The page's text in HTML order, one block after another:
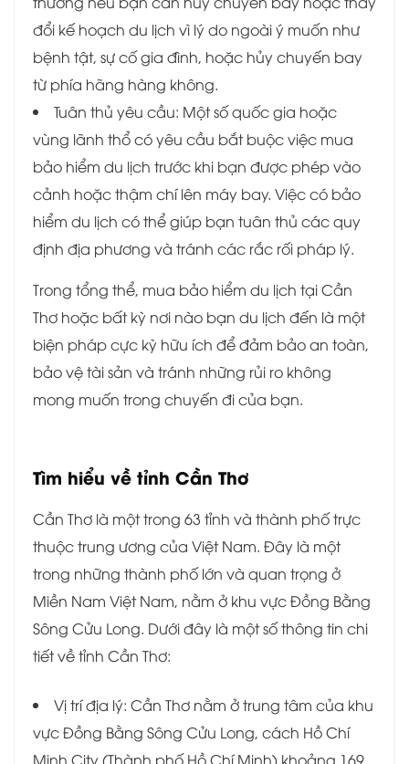
đổi kế hoạch du lịch vì lý do ngoài ý muốn như
bệnh tật, sự cố gia đình, hoặc hủy chuyến bay
từ phía hãng hàng không.
Tuân thủ yêu cầu: Một số quốc gia hoặc
vùng lãnh thổ có yêu cầu bắt buộc việc mua
bảo hiểm du lịch trước khi bạn được phép vào
cảnh hoặc thậm chí lên máy bay. Việc có bảo
hiểm du lịch có thể giúp bạn tuân thủ các quy
định địa phương và tránh các rắc rối pháp lý.
Trong tổng thể, mua bảo hiểm du lịch tại Cần
Thơ hoặc bất kỳ nơi nào bạn du lịch đến là một
biện pháp cực kỳ hữu ích để đảm bảo an toàn,
bảo vệ tài sản và tránh những rủi ro không
mong muốn trong chuyến đi của bạn.
Tìm hiểu về tỉnh Cần Thơ
Cần Thơ là một trong 63 tỉnh và thành phố trực
thuộc trung ương của Việt Nam. Đây là một
trong những thành phố lớn và quan trọng ở
Miền Nam Việt Nam, nằm ở khu vực Đồng Bằng
Sông Cửu Long. Dưới đây là một số thông tin chi
tiết về tỉnh Cần Thơ:
Vị trí địa lý: Cần Thơ nằm ở trung tâm của khu
vực Đồng Bằng Sông Cửu Long, cách Hồ Chí
Minh City (Thành phố Hồ Chí Minh) khoảng 169